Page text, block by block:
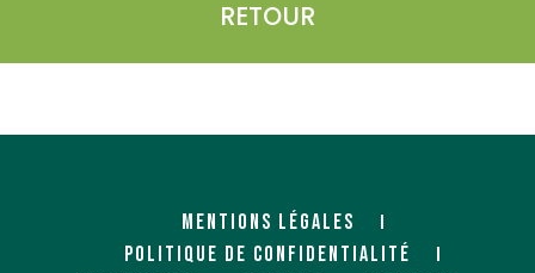
RETOUR
MENTIONS LÉGALES
POLITIQUE DE CONFIDENTIALITÉ